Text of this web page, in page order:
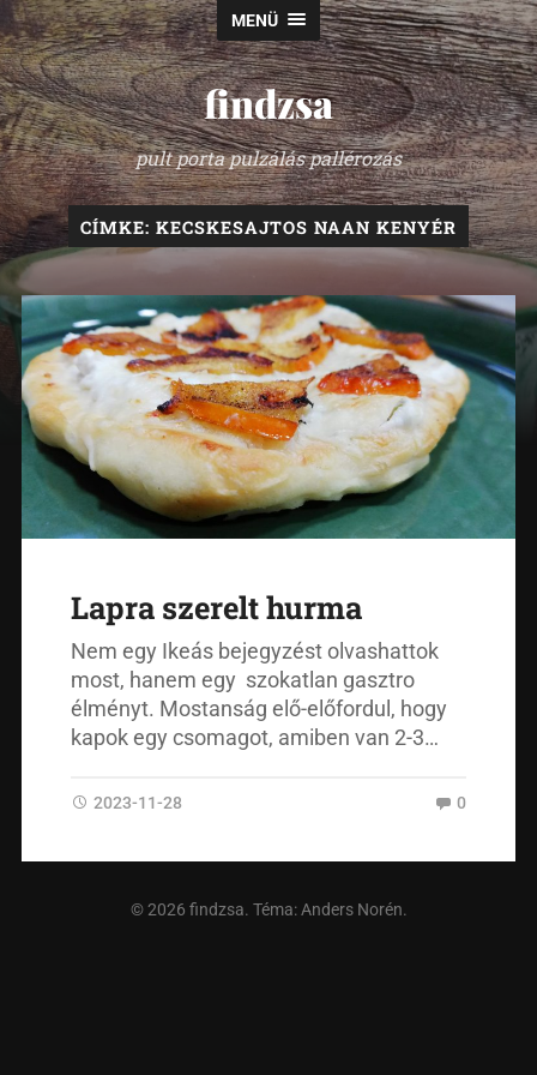
MENÜ
findzsa
pult porta pulzálás pallérozás
CÍMKE: KECSKESAJTOS NAAN KENYÉR
Lapra szerelt hurma
Nem egy Ikeás bejegyzést olvashattok
most, hanem egy szokatlan gasztro
élményt. Mostanság elő-előfordul, hogy
kapok egy csomagot, amiben van 2-3…
2023-11-28 0
© 2026 findzsa. Téma:Anders Norén.